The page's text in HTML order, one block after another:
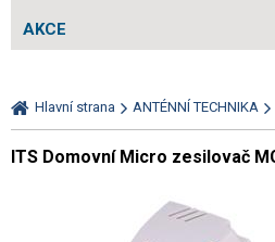
AKCE
Hlavní strana ANTÉNNÍ TECHNIKA
ITS Domovní Micro zesilovač